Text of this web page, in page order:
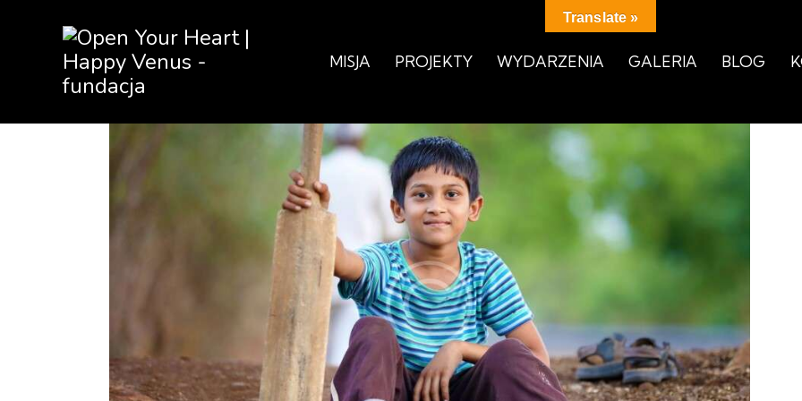
MISJA PROJEKTY WYDARZENIA GALERIA BLOG
MISJA PROJEKTY WYDARZENIA GALERIA
Translate »